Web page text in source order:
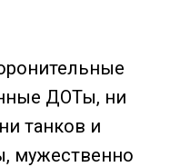
ДОТы, ни
танков и
мужественно